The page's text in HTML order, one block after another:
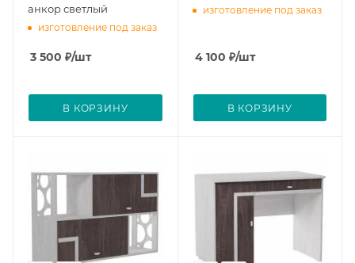
анкор светлый
изготовление под заказ
3 500 ₽/шт
В КОРЗИНУ
изготовление под заказ
4 100 ₽/шт
В КОРЗИНУ